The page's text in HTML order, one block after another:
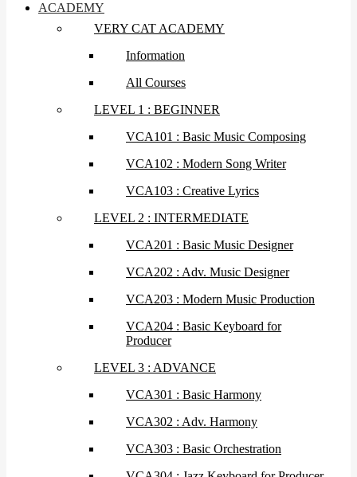
ACADEMY
VERY CAT ACADEMY
Information
All Courses
LEVEL 1 : BEGINNER
VCA101 : Basic Music Composing
VCA102 : Modern Song Writer
VCA103 : Creative Lyrics
LEVEL 2 : INTERMEDIATE
VCA201 : Basic Music Designer
VCA202 : Adv. Music Designer
VCA203 : Modern Music Production
VCA204 : Basic Keyboard for
Producer
LEVEL 3 : ADVANCE
VCA301 : Basic Harmony
VCA302 : Adv. Harmony
VCA303 : Basic Orchestration